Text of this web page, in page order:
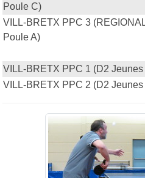
Poule C)
VILL-BRETX PPC 3
Poule A)
VILL-BRETX PPC 1 (D2
VILL-BRETX PPC 2 (D2